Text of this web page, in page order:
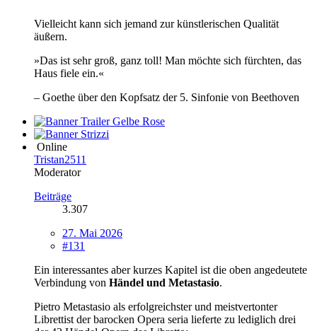
Vielleicht kann sich jemand zur künstlerischen Qualität
äußern.
»Das ist sehr groß, ganz toll! Man möchte sich fürchten, das
Haus fiele ein.«
– Goethe über den Kopfsatz der 5. Sinfonie von Beethoven
Online
Tristan2511
Moderator
Beiträge
3.307
27. Mai 2026
#131
Ein interessantes aber kurzes Kapitel ist die oben angedeutete
Verbindung von Händel und Metastasio.
Pietro Metastasio als erfolgreichster und meistvertonter
Librettist der barocken Opera seria lieferte zu lediglich drei